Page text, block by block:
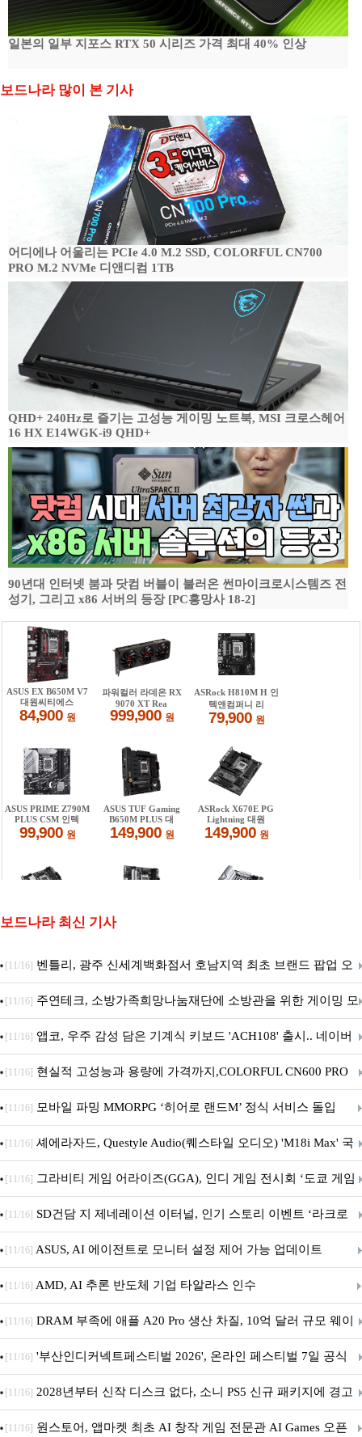
일본의 일부 지포스 RTX 50 시리즈 가격 최대 40% 인상
보드나라 많이 본 기사
어디에나 어울리는 PCIe 4.0 M.2 SSD, COLORFUL CN700
PRO M.2 NVMe 디앤디컴 1TB
QHD+ 240Hz로 즐기는 고성능 게이밍 노트북, MSI 크로스헤어
16 HX E14WGK-i9 QHD+
90년대 인터넷 붐과 닷컴 버블이 불러온 썬마이크로시스템즈 전
성기, 그리고 x86 서버의 등장 [PC흥망사 18-2]
보드나라 최신 기사
[11/16] 벤틀리, 광주 신세계백화점서 호남지역 최초 브랜드 팝업 오
픈
[11/16] 주연테크, 소방가족희망나눔재단에 소방관을 위한 게이밍 모
니터·스마트 펫 침대 기부
[11/16] 앱코, 우주 감성 담은 기계식 키보드 'ACH108' 출시.. 네이버
브랜드데이 기획전 진행
[11/16] 현실적 고성능과 용량에 가격까지,COLORFUL CN600 PRO
M.2 NVMe 디앤디컴 1TB
[11/16] 모바일 파밍 MMORPG ‘히어로 랜드M’ 정식 서비스 돌입
[11/16] 셰에라자드, Questyle Audio(퀘스타일 오디오) 'M18i Max' 국
내 정식 출시
[11/16] 그라비티 게임 어라이즈(GGA), 인디 게임 전시회 ‘도쿄 게임
던전 13’ 참가!
[11/16] SD건담 지 제네레이션 이터널, 인기 스토리 이벤트 ‘라크로
아의 용사’ 재개최 및 풍성한 기념 이벤트 실시!
[11/16] ASUS, AI 에이전트로 모니터 설정 제어 가능 업데이트
[11/16] AMD, AI 추론 반도체 기업 타알라스 인수
[11/16] DRAM 부족에 애플 A20 Pro 생산 차질, 10억 달러 규모 웨이
퍼 대기
[11/16] '부산인디커넥트페스티벌 2026', 온라인 페스티벌 7일 공식
개막... 22일간 진행
[11/16] 2028년부터 신작 디스크 없다, 소니 PS5 신규 패키지에 경고
문 추가
[11/16] 원스토어, 앱마켓 최초 AI 창작 게임 전문관 AI Games 오픈